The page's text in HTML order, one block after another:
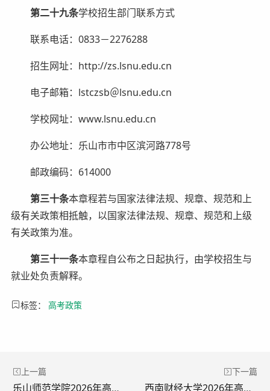
第二十九条学校招生部门联系方式
联系电话：0833－2276288
招生网址：http://zs.lsnu.edu.cn
电子邮箱：lstczsb＠lsnu.edu.cn
学校网址：www.lsnu.edu.cn
办公地址：乐山市市中区滨河路778号
邮政编码：614000
第三十条本章程若与国家法律法规、规章、规范和上
级有关政策相抵触，以国家法律法规、规章、规范和上级
有关政策为准。
第三十一条本章程自公布之日起执行，由学校招生与
就业处负责解释。
标签： 高考政策
上一篇
乐山师范学院2026年高考招生政策_录取规则
下一篇
西南财经大学2026年高考招生政策_录取规则